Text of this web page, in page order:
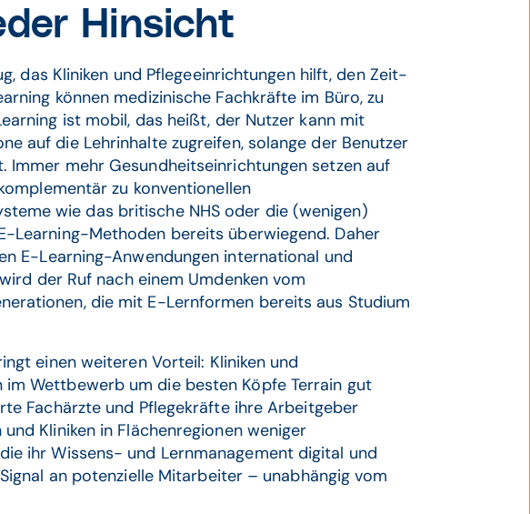
Hinsicht
das Kliniken und Pflegeeinrichtungen hilft, den Zeit-
können medizinische Fachkräfte im Büro, zu
ist mobil, das heißt, der Nutzer kann mit
auf die Lehrinhalte zugreifen, solange der Benutzer
Immer mehr Gesundheitseinrichtungen setzen auf
zu konventionellen
wie das britische NHS oder die (wenigen)
Learning-Methoden bereits überwiegend. Daher
E-Learning-Anwendungen international und
der Ruf nach einem Umdenken vom
die mit E-Lernformen bereits aus Studium
einen weiteren Vorteil: Kliniken und
im Wettbewerb um die besten Köpfe Terrain gut
Fachärzte und Pflegekräfte ihre Arbeitgeber
Kliniken in Flächenregionen weniger
ihr Wissens- und Lernmanagement digital und
an potenzielle Mitarbeiter – unabhängig vom